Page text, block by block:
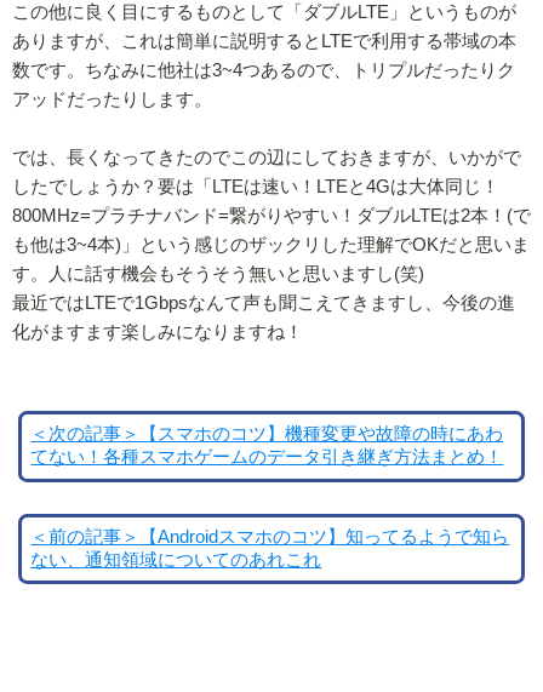
この他に良く目にするものとして「ダブルLTE」というものが
ありますが、これは簡単に説明するとLTEで利用する帯域の本
数です。ちなみに他社は3~4つあるので、トリプルだったりク
アッドだったりします。
では、長くなってきたのでこの辺にしておきますが、いかがで
したでしょうか？要は「LTEは速い！LTEと4Gは大体同じ！
800MHz=プラチナバンド=繋がりやすい！ダブルLTEは2本！(で
も他は3~4本)」という感じのザックリした理解でOKだと思いま
す。人に話す機会もそうそう無いと思いますし(笑)
最近ではLTEで1Gbpsなんて声も聞こえてきますし、今後の進
化がますます楽しみになりますね！
＜次の記事＞【スマホのコツ】機種変更や故障の時にあわ
てない！各種スマホゲームのデータ引き継ぎ方法まとめ！
＜前の記事＞【Androidスマホのコツ】知ってるようで知ら
ない、通知領域についてのあれこれ